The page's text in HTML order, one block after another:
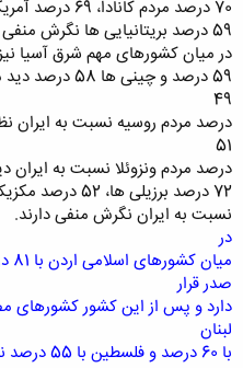
59 درصد بریتانیایی ها نگرش منفی نسبت به ایران دارند.
59 درصد و چینی ها 58 درصد دید منفی نسبت به ایران دارند.
49
51
درصد مردم ونزوئلا نسبت به ایران دید منفی و 29 درصد
نسبت به ایران نگرش منفی دارند.
در
صدر قرار
لبنان
با 60 درصد و فلسطین با 55 درصد نظر منفی در رده های بعدی هستند.